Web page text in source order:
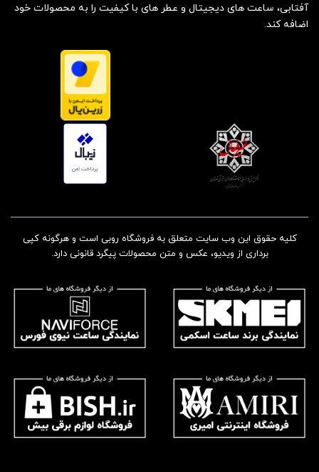
آفتابی، ساعت های دیجیتال و عطر های با کیفیت را به محصولات خود
اضافه کند.
کلیه حقوق این وب سایت متعلق به فروشگاه روبی است و هرگونه کپی
برداری از ویدیو، عکس و متن محصولات پیگرد قانونی دارد.